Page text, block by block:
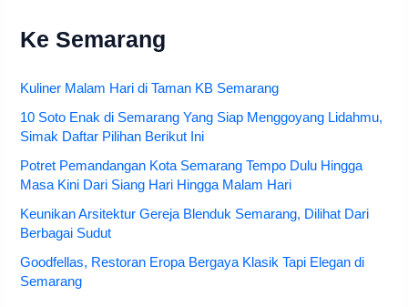
Ke Semarang
Kuliner Malam Hari di Taman KB Semarang
10 Soto Enak di Semarang Yang Siap Menggoyang Lidahmu,
Simak Daftar Pilihan Berikut Ini
Potret Pemandangan Kota Semarang Tempo Dulu Hingga
Masa Kini Dari Siang Hari Hingga Malam Hari
Keunikan Arsitektur Gereja Blenduk Semarang, Dilihat Dari
Berbagai Sudut
Goodfellas, Restoran Eropa Bergaya Klasik Tapi Elegan di
Semarang